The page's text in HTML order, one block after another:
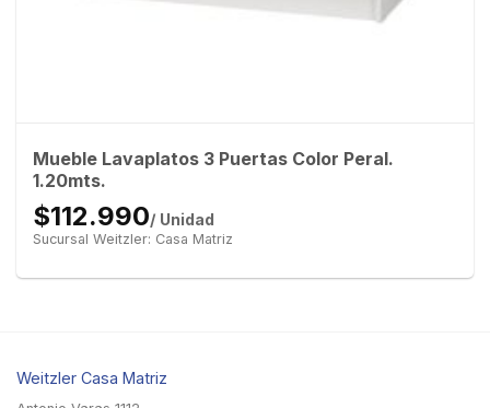
Mueble Lavaplatos 3 Puertas Color Peral.
1.20mts.
$112.990/ Unidad
Sucursal Weitzler: Casa Matriz
Weitzler Casa Matriz